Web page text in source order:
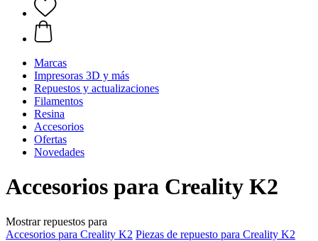
Marcas
Impresoras 3D y más
Repuestos y actualizaciones
Filamentos
Resina
Accesorios
Ofertas
Novedades
Accesorios para Creality K2
Mostrar repuestos para
Accesorios para Creality K2 Piezas de repuesto para Creality K2